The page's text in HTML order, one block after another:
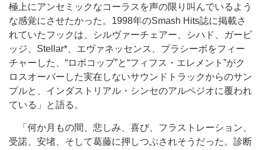
極上にアンセミックなコーラスを声の限り叫んでいるよう
な感覚にさせたかった。1998年のSmash Hits誌に掲載さ
れていたフックは、シルヴァーチェアー、シハド、ガービ
ッジ、Stellar*、エヴァネッセンス、プラシーボをフィー
チャーした、“ロボコップ”と“フィフス・エレメント”がク
ロスオーバーした実在しないサウンドトラックからのサン
プルと、インダストリアル・シンセのアルペジオに覆われ
ている」と語る。
「何か月もの間、悲しみ、喜び、フラストレーション、
受諾、安堵、そして葛藤に押しつぶされそうだった。診断